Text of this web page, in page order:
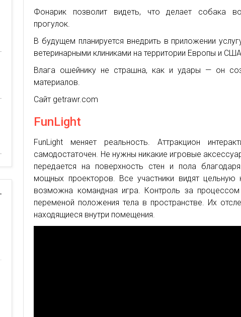
Фонарик позволит видеть, что делает собака
прогулок.
В будущем планируется внедрить в приложении
ветеринарными клиниками на территории Европы и
Влага ошейнику не страшна, как и удары — он
материалов.
Сайт getrawr.com
FunLight
FunLight меняет реальность. Аттракцион
самодостаточен. Не нужны никакие игровые
передается на поверхность стен и пола
мощных проекторов. Все участники видят цельную
возможна командная игра. Контроль за процессом
переменой положения тела в пространстве. Их
находящиеся внутри помещения.